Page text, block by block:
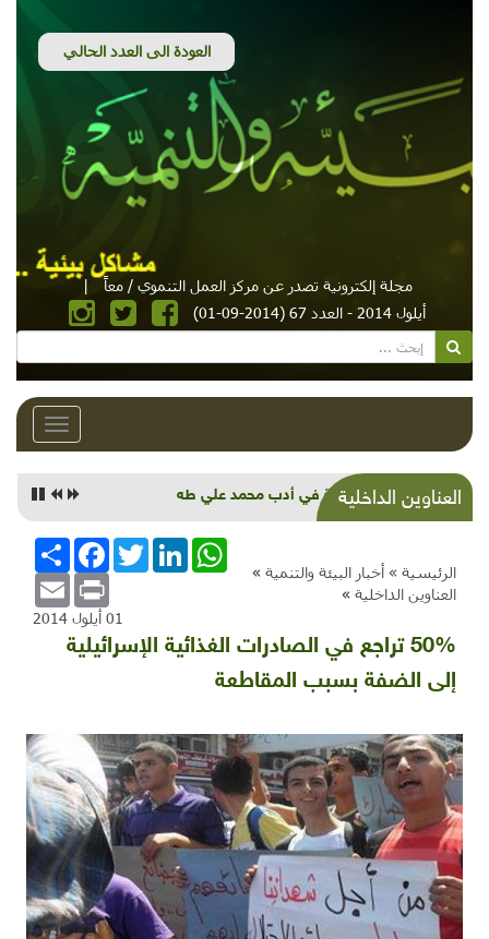
مجلة إلكترونية تصدر عن مركز العمل التنموي / معاً
|
أيلول 2014 - العدد 67 (2014-09-01)
Toggle
العناوين الداخليةالبيئة في أدب محمد علي طه
الرئيسية » أخبار البيئة والتنمية »
العناوين الداخلية »
انشر
FacebookTwitterLinkedInWhatsApp
Email Print
01 أيلول 2014
50% تراجع في الصادرات الغذائية الإسرائيلية
إلى الضفة بسبب المقاطعة